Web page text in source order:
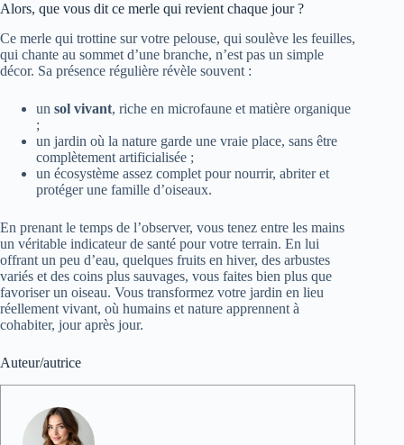
Alors, que vous dit ce merle qui revient chaque jour ?
Ce merle qui trottine sur votre pelouse, qui soulève les feuilles,
qui chante au sommet d’une branche, n’est pas un simple
décor. Sa présence régulière révèle souvent :
un sol vivant, riche en microfaune et matière organique
;
un jardin où la nature garde une vraie place, sans être
complètement artificialisée ;
un écosystème assez complet pour nourrir, abriter et
protéger une famille d’oiseaux.
En prenant le temps de l’observer, vous tenez entre les mains
un véritable indicateur de santé pour votre terrain. En lui
offrant un peu d’eau, quelques fruits en hiver, des arbustes
variés et des coins plus sauvages, vous faites bien plus que
favoriser un oiseau. Vous transformez votre jardin en lieu
réellement vivant, où humains et nature apprennent à
cohabiter, jour après jour.
Auteur/autrice